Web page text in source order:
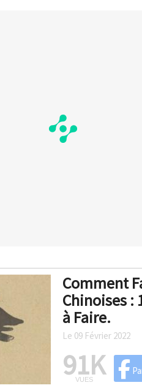
Comment
Chinoises :
à Faire.
Le 09 Février 2022
91K
VUES